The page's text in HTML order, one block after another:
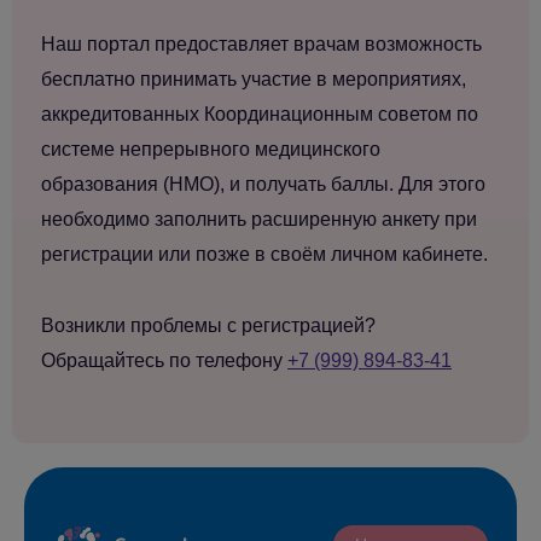
Наш портал предоставляет врачам возможность
бесплатно принимать участие в мероприятиях,
аккредитованных Координационным советом по
системе непрерывного медицинского
образования (НМО), и получать баллы. Для этого
необходимо заполнить расширенную анкету при
регистрации или позже в своём личном кабинете.
Возникли проблемы с регистрацией?
Обращайтесь по телефону +7 (999) 894-83-41